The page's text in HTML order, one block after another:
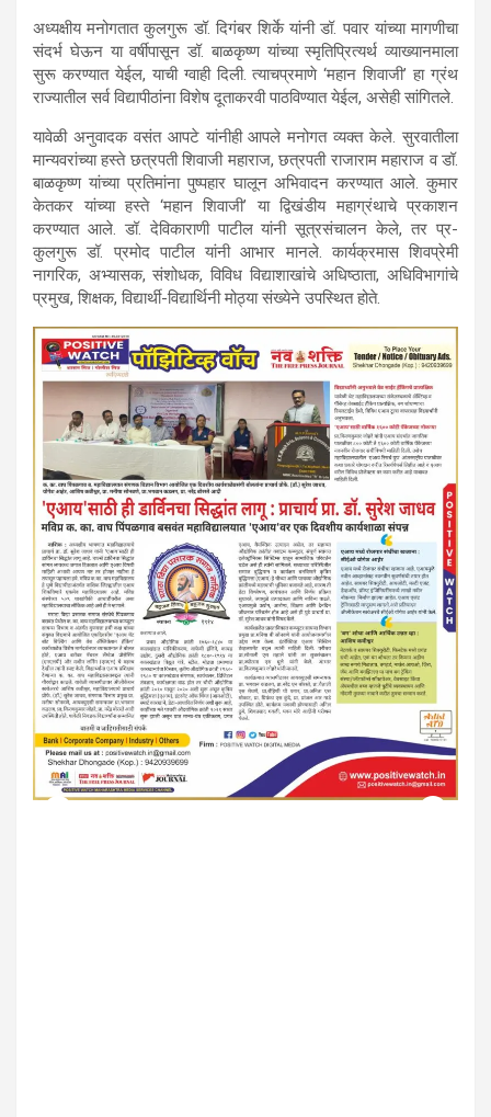
अध्यक्षीय मनोगतात कुलगुरू डॉ. दिगंबर शिर्के यांनी डॉ. पवार यांच्या मागणीचा
संदर्भ घेऊन या वर्षीपासून डॉ. बाळकृष्ण यांच्या स्मृतिप्रित्यर्थ व्याख्यानमाला
सुरू करण्यात येईल, याची ग्वाही दिली. त्याचप्रमाणे ‘महान शिवाजी’ हा ग्रंथ
राज्यातील सर्व विद्यापीठांना विशेष दूताकरवी पाठविण्यात येईल, असेही सांगितले.
यावेळी अनुवादक वसंत आपटे यांनीही आपले मनोगत व्यक्त केले. सुरवातीला
मान्यवरांच्या हस्ते छत्रपती शिवाजी महाराज, छत्रपती राजाराम महाराज व डॉ.
बाळकृष्ण यांच्या प्रतिमांना पुष्पहार घालून अभिवादन करण्यात आले. कुमार
केतकर यांच्या हस्ते ‘महान शिवाजी’ या द्विखंडीय महाग्रंथाचे प्रकाशन
करण्यात आले. डॉ. देविकाराणी पाटील यांनी सूत्रसंचालन केले, तर प्र-
कुलगुरू डॉ. प्रमोद पाटील यांनी आभार मानले. कार्यक्रमास शिवप्रेमी
नागरिक, अभ्यासक, संशोधक, विविध विद्याशाखांचे अधिष्ठाता, अधिविभागांचे
प्रमुख, शिक्षक, विद्यार्थी-विद्यार्थिनी मोठ्या संख्येने उपस्थित होते.